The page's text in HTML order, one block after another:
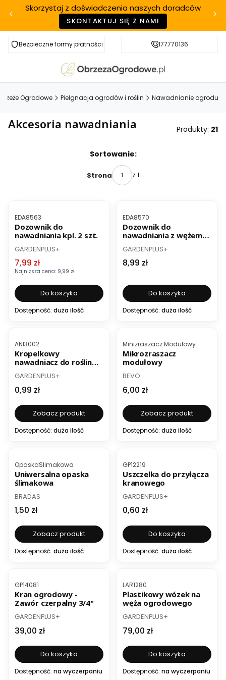
Skorzystaj z doświadczenia naszych doradców
SKONTAKTUJ SIĘ Z NAMI
Bezpieczne formy płatności Szybka realizacja
177770136
Ogrodowe Pielgnacja ogrodów i roślin Nawadnianie ogrodu
Akcesoria nawadniania Produkty: 21
Sortowanie:
Strona z 1
Kod produktu
EDA8563
Dozownik do
nawadniania kpl. 2 szt.
PRODUCENT
GARDENPLUS+
Cena promocyjna
7,99 zł
Najniższa cena: 9,99 zł
Do koszyka
Dostępność: duża ilość
Kod produktu
EDA8570
Dozownik do
nawadniania z wężem
PRODUCENT
GARDENPLUS+
Cena
8,99 zł
Do koszyka
Dostępność: duża ilość
Kod produktu
ANI3002
Kropelkowy
nawadniacz do roślin
PRODUCENT
GARDENPLUS+
Cena
0,99 zł
Zobacz produkt
Dostępność: duża ilość
Kod produktu
Minizraszacz Modułowy
Mikrozraszacz
modułowy
PRODUCENT
BEVO
Cena
6,00 zł
Zobacz produkt
Dostępność: duża ilość
Kod produktu
OpaskaSlimakowa
Uniwersalna opaska
ślimakowa
PRODUCENT
BRADAS
Cena
1,50 zł
Zobacz produkt
Dostępność: duża ilość
Kod produktu
GP12219
Uszczelka do przyłącza
kranowego
PRODUCENT
GARDENPLUS+
Cena
0,60 zł
Do koszyka
Dostępność: duża ilość
Kod produktu
GP14081
Kran ogrodowy -
Zawór czerpalny 3/4"
PRODUCENT
GARDENPLUS+
Cena
39,00 zł
Do koszyka
Dostępność: na wyczerpaniu
Kod produktu
LAR1280
Plastikowy wózek na
węża ogrodowego
PRODUCENT
GARDENPLUS+
Cena
79,00 zł
Do koszyka
Dostępność: na wyczerpaniu